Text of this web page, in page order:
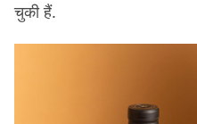
चुकी हैं.